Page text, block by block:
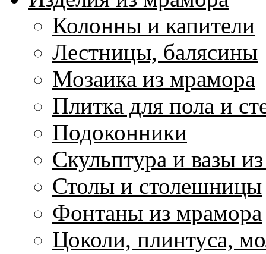
Колонны и капители
Лестницы, балясины
Мозаика из мрамора
Плитка для пола и
Подоконники
Скульптура и вазы
Столы и столешницы
Фонтаны из мрамора
Цоколи, плинтуса,